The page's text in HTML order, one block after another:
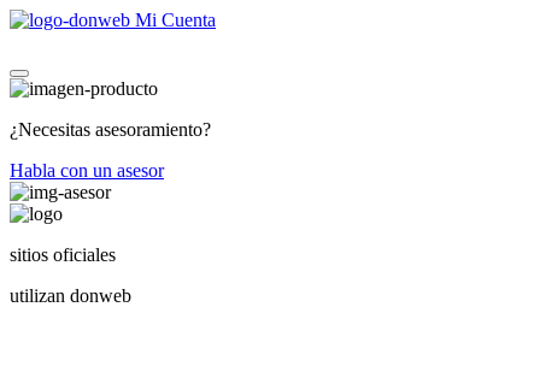
Mi Cuenta
¿Necesitas asesoramiento?
Habla con un asesor
sitios oficiales
utilizan donweb